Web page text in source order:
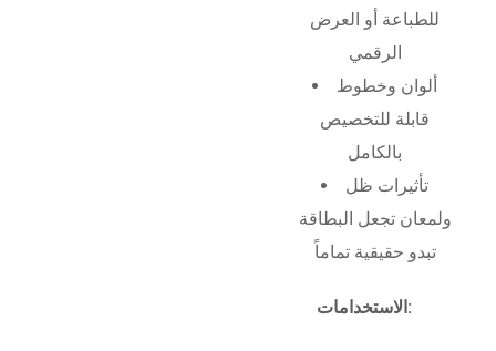
للطباعة أو العرض
الرقمي
ألوان وخطوط
قابلة للتخصيص
بالكامل
تأثيرات ظل
ولمعان تجعل البطاقة
تبدو حقيقية تماماً
الاستخدامات: